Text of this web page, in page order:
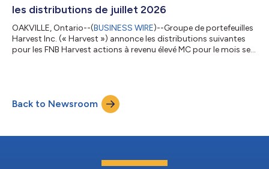
les distributions de juillet 2026
OAKVILLE, Ontario--(BUSINESS WIRE)--Groupe de portefeuilles
Harvest Inc. (« Harvest ») annonce les distributions suivantes
pour les FNB Harvest actions à revenu élevé MC pour le mois se
d'actions à revenu élevé Symbole TSX* Distribution FNB
Harvest d’actions à revenu élevé Eli Lilly LLYH 0,1600 $ par uni...
Back to Newsroom